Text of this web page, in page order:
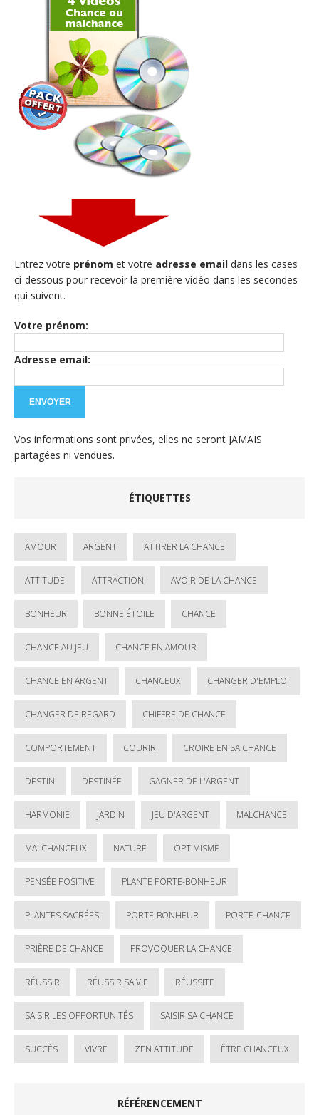
Entrez votre prénom et votre adresse email dans les cases
ci-dessous pour recevoir la première vidéo dans les secondes
qui suivent.
Votre prénom:
Adresse email:
Vos informations sont privées, elles ne seront JAMAIS
partagées ni vendues.
ÉTIQUETTES
AMOUR ARGENT ATTIRER LA CHANCE
ATTITUDE ATTRACTION AVOIR DE LA CHANCE
BONHEUR BONNE ÉTOILE CHANCE
CHANCE AU JEU CHANCE EN AMOUR
CHANCE EN ARGENT CHANCEUX CHANGER D'EMPLOI
CHANGER DE REGARD CHIFFRE DE CHANCE
COMPORTEMENT COURIR CROIRE EN SA CHANCE
DESTIN DESTINÉE GAGNER DE L'ARGENT
HARMONIE JARDIN JEU D'ARGENT MALCHANCE
MALCHANCEUX NATURE OPTIMISME
PENSÉE POSITIVE PLANTE PORTE-BONHEUR
PLANTES SACRÉES PORTE-BONHEUR PORTE-CHANCE
PRIÈRE DE CHANCE PROVOQUER LA CHANCE
RÉUSSIR RÉUSSIR SA VIE RÉUSSITE
SAISIR LES OPPORTUNITÉS SAISIR SA CHANCE
SUCCÈS VIVRE ZEN ATTITUDE ÊTRE CHANCEUX
RÉFÉRENCEMENT